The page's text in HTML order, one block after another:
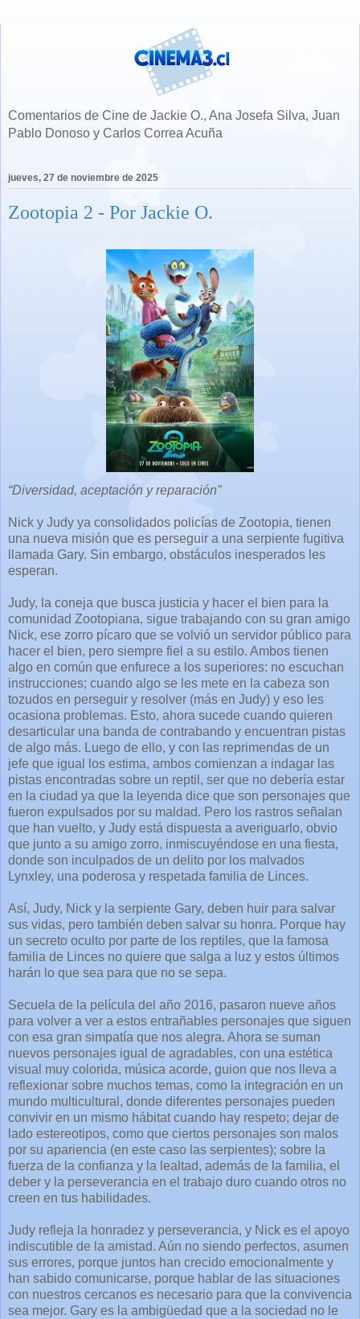
Comentarios de Cine de Jackie O., Ana Josefa Silva, Juan
Pablo Donoso y Carlos Correa Acuña
jueves, 27 de noviembre de 2025
Zootopia 2 - Por Jackie O.
“Diversidad, aceptación y reparación”
Nick y Judy ya consolidados policías de Zootopia, tienen
una nueva misión que es perseguir a una serpiente fugitiva
llamada Gary. Sin embargo, obstáculos inesperados les
esperan.
Judy, la coneja que busca justicia y hacer el bien para la
comunidad Zootopiana, sigue trabajando con su gran amigo
Nick, ese zorro pícaro que se volvió un servidor público para
hacer el bien, pero siempre fiel a su estilo. Ambos tienen
algo en común que enfurece a los superiores: no escuchan
instrucciones; cuando algo se les mete en la cabeza son
tozudos en perseguir y resolver (más en Judy) y eso les
ocasiona problemas. Esto, ahora sucede cuando quieren
desarticular una banda de contrabando y encuentran pistas
de algo más. Luego de ello, y con las reprimendas de un
jefe que igual los estima, ambos comienzan a indagar las
pistas encontradas sobre un reptil, ser que no debería estar
en la ciudad ya que la leyenda dice que son personajes que
fueron expulsados por su maldad. Pero los rastros señalan
que han vuelto, y Judy está dispuesta a averiguarlo, obvio
que junto a su amigo zorro, inmiscuyéndose en una fiesta,
donde son inculpados de un delito por los malvados
Lynxley, una poderosa y respetada familia de Linces.
Así, Judy, Nick y la serpiente Gary, deben huir para salvar
sus vidas, pero también deben salvar su honra. Porque hay
un secreto oculto por parte de los reptiles, que la famosa
familia de Linces no quiere que salga a luz y estos últimos
harán lo que sea para que no se sepa.
Secuela de la película del año 2016, pasaron nueve años
para volver a ver a estos entrañables personajes que siguen
con esa gran simpatía que nos alegra. Ahora se suman
nuevos personajes igual de agradables, con una estética
visual muy colorida, música acorde, guion que nos lleva a
reflexionar sobre muchos temas, como la integración en un
mundo multicultural, donde diferentes personajes pueden
convivir en un mismo hábitat cuando hay respeto; dejar de
lado estereotipos, como que ciertos personajes son malos
por su apariencia (en este caso las serpientes); sobre la
fuerza de la confianza y la lealtad, además de la familia, el
deber y la perseverancia en el trabajo duro cuando otros no
creen en tus habilidades.
Judy refleja la honradez y perseverancia, y Nick es el apoyo
indiscutible de la amistad. Aún no siendo perfectos, asumen
sus errores, porque juntos han crecido emocionalmente y
han sabido comunicarse, porque hablar de las situaciones
con nuestros cercanos es necesario para que la convivencia
sea mejor. Gary es la ambigüedad que a la sociedad no le